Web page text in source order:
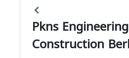
Pkns
Construction